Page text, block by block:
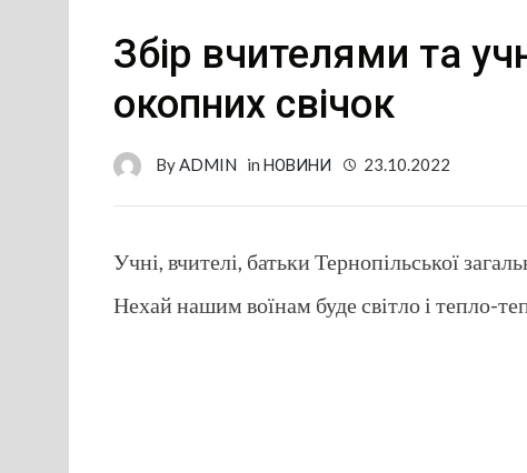
Збір вчителями та
окопних свічок
ByADMIN in НОВИНИ 23.10.2022
Учні, вчителі, батьки Тернопільської
Нехай нашим воїнам буде світло і тепло-